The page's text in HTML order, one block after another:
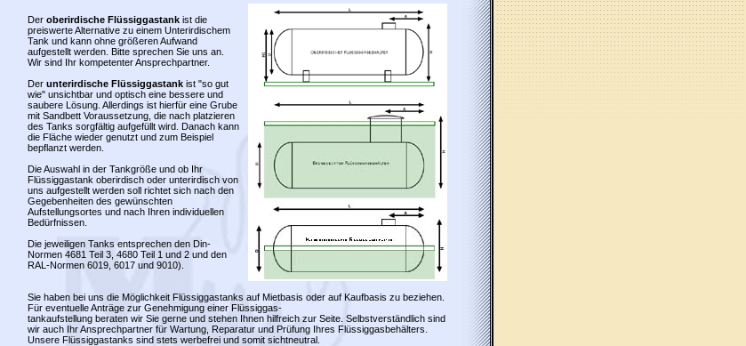
Der oberirdische Flüssiggastankist die
preiswerte Alternative zu einem Unterirdischem
Tank und kann ohne größeren Aufwand
aufgestellt werden. Bitte sprechen Sie uns an.
Wir sind Ihr kompetenter Ansprechpartner.
Der unterirdische Flüssiggastankist "so gut
wie" unsichtbar und optisch eine bessere und
saubere Lösung. Allerdings ist hierfür eine Grube
mit Sandbett Voraussetzung, die nach platzieren
des Tanks sorgfältig aufgefüllt wird. Danach kann
die Fläche wieder genutzt und zum Beispiel
bepflanzt werden.
Die Auswahl in der Tankgröße und ob Ihr
Flüssiggastank oberirdisch oder unterirdisch von
uns aufgestellt werden soll richtet sich nach den
Gegebenheiten des gewünschten
Aufstellungsortes und nach Ihren individuellen
Bedürfnissen.
Die jeweiligen Tanks entsprechen den Din-
Normen 4681 Teil 3, 4680 Teil 1 und 2 und den
RAL-Normen 6019, 6017 und 9010).
Sie haben bei uns die Möglichkeit Flüssiggastanks auf Mietbasis oder auf Kaufbasis zu beziehen.
Für eventuelle Anträge zur Genehmigung einer Flüssiggas-
tankaufstellung beraten wir Sie gerne und stehen Ihnen hilfreich zur Seite. Selbstverständlich sind
wir auch Ihr Ansprechpartner für Wartung, Reparatur und Prüfung Ihres Flüssiggasbehälters.
Unsere Flüssiggastanks sind stets werbefrei und somit sichtneutral.